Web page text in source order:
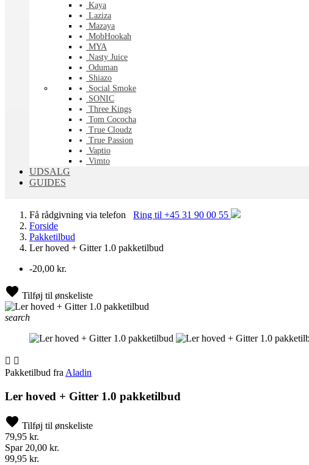
Kaya
Laziza
Mazaya
MobHookah
MYA
Nasty Juice
Oduman
Shiazo
Social Smoke
SONIC
Three Kings
Tom Cococha
True Cloudz
True Passion
Vaptio
Vimto
UDSALG
GUIDES
Få rådgivning via telefon
Ring til +45 31 90 00 55
Forside
Pakketilbud
Ler hoved + Gitter 1.0 pakketilbud
-20,00 kr.
Tilføj til ønskeliste
search
 
Pakketilbud fra Aladin
Ler hoved + Gitter 1.0 pakketilbud
Tilføj til ønskeliste
79,95 kr.
Spar 20,00 kr.
99,95 kr.